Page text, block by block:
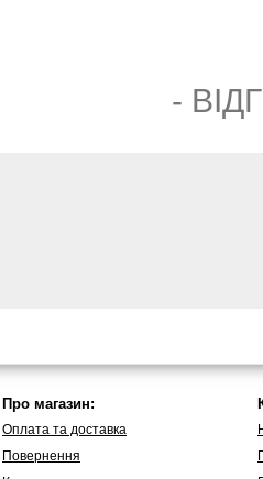
-
Про магазин:
Оплата та доставка
Повернення